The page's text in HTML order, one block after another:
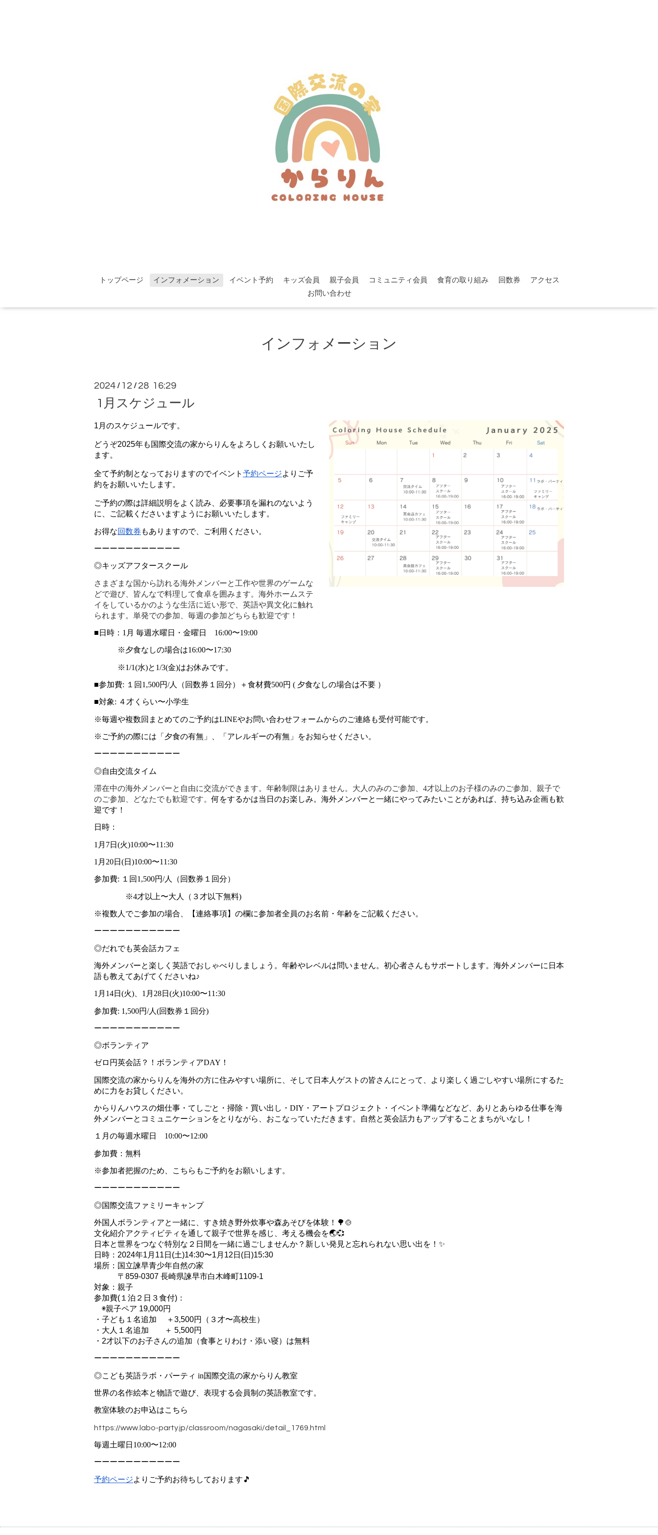
トップページ インフォメーション イベント予約 キッズ会員 親子会員 コミュニティ会員 食育の取り組み 回数券
アクセス
お問い合わせ
インフォメーション
2024 / 12 / 28 16:29
1月スケジュール
1月のスケジュールです。
どうぞ2025年も国際交流の家からりんをよろしくお願いいたし
ます。
全て予約制となっておりますのでイベント 予約ページよりご予
約をお願いいたします。
ご予約の際は詳細説明をよく読み、必要事項を漏れのないよう
に、ご記載くださいますようにお願いいたします。
お得な回数券 もありますので、ご利用ください。
ーーーーーーーーーーー
◎キッズアフタースクール
さまざまな国から訪れる海外メンバーと工作や世界のゲームな
どで遊び、皆んなで料理して食卓を囲みます。海外ホームステ
イをしているかのような生活に近い形で、英語や異文化に触れ
られます。単発での参加、毎週の参加どちらも歓迎です！
■日時：1月 毎週水曜日・金曜日　16:00〜19:00
※夕食なしの場合は16:00〜17:30
※1/1(水)と1/3(金)はお休みです。
■参加費: １回1,500円/人（回数券１回分）＋食材費500円 ( 夕食なしの場合は不要 ）
■対象: ４才くらい〜小学生
※毎週や複数回まとめてのご予約はLINEやお問い合わせフォームからのご連絡も受付可能です。
※ご予約の際には「夕食の有無」、「アレルギーの有無」をお知らせください。
ーーーーーーーーーーー
◎自由交流タイム
滞在中の海外メンバーと自由に交流ができます。年齢制限はありません。大人のみのご参加、4才以上のお子様のみのご参加、親子で
のご参加、どなたでも歓迎です。何をするかは当日のお楽しみ。海外メンバーと一緒にやってみたいことがあれば、持ち込み企画も歓
迎です！
日時：
1月7日(火)10:00〜11:30
1月20日(日)10:00〜11:30
参加費: １回1,500円/人（回数券１回分）
※4才以上〜大人（３才以下無料)
※複数人でご参加の場合、【連絡事項】の欄に参加者全員のお名前・年齢をご記載ください。
ーーーーーーーーーーー
◎だれでも英会話カフェ
海外メンバーと楽しく英語でおしゃべりしましょう。年齢やレベルは問いません。初心者さんもサポートします。海外メンバーに日本
語も教えてあげてくださいね♪
1月14日(火)、1月28日(火)10:00〜11:30
参加費: 1,500円/人(回数券１回分)
ーーーーーーーーーーー
◎ボランティア
ゼロ円英会話？！ボランティアDAY！
国際交流の家からりんを海外の方に住みやすい場所に、そして日本人ゲストの皆さんにとって、より楽しく過ごしやすい場所にするた
めに力をお貸しください。
からりんハウスの畑仕事・てしごと・掃除・買い出し・DIY・アートプロジェクト・イベント準備などなど、ありとあらゆる仕事を海
外メンバーとコミュニケーションをとりながら、おこなっていただきます。自然と英会話力もアップすることまちがいなし！
１月の毎週水曜日　10:00〜12:00
参加費：無料
※参加者把握のため、こちらもご予約をお願いします。
ーーーーーーーーーーー
◎国際交流ファミリーキャンプ
外国人ボランティアと一緒に、すき焼き野外炊事や森あそびを体験！🌳🍲
文化紹介アクティビティを通して親子で世界を感じ、考える機会を🌏💞
日本と世界をつなぐ特別な２日間を一緒に過ごしませんか？新しい発見と忘れられない思い出を！✨
日時：2024年1月11日(土)14:30〜1月12日(日)15:30
場所：国立諫早青少年自然の家
〒859-0307 長崎県諫早市白木峰町1109-1
対象：親子
参加費(１泊２日３食付)：
◉親子ペア 19,000円
・子ども１名追加 　＋3,500円（３才〜高校生）
・大人１名追加　　＋ 5,500円
・2才以下のお子さんの追加（食事とりわけ・添い寝）は無料
ーーーーーーーーーーー
◎こども英語ラボ・パーティ in国際交流の家からりん教室
世界の名作絵本と物語で遊び、表現する会員制の英語教室です。
教室体験のお申込はこちら
https://www.labo-party.jp/classroom/nagasaki/detail_1769.html
毎週土曜日10:00〜12:00
ーーーーーーーーーーー
予約ページよりご予約お待ちしております🎵